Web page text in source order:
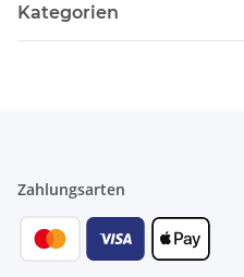
Schlafzimmer
Wohnzimmer,
Kategorien
Zahlungsarten